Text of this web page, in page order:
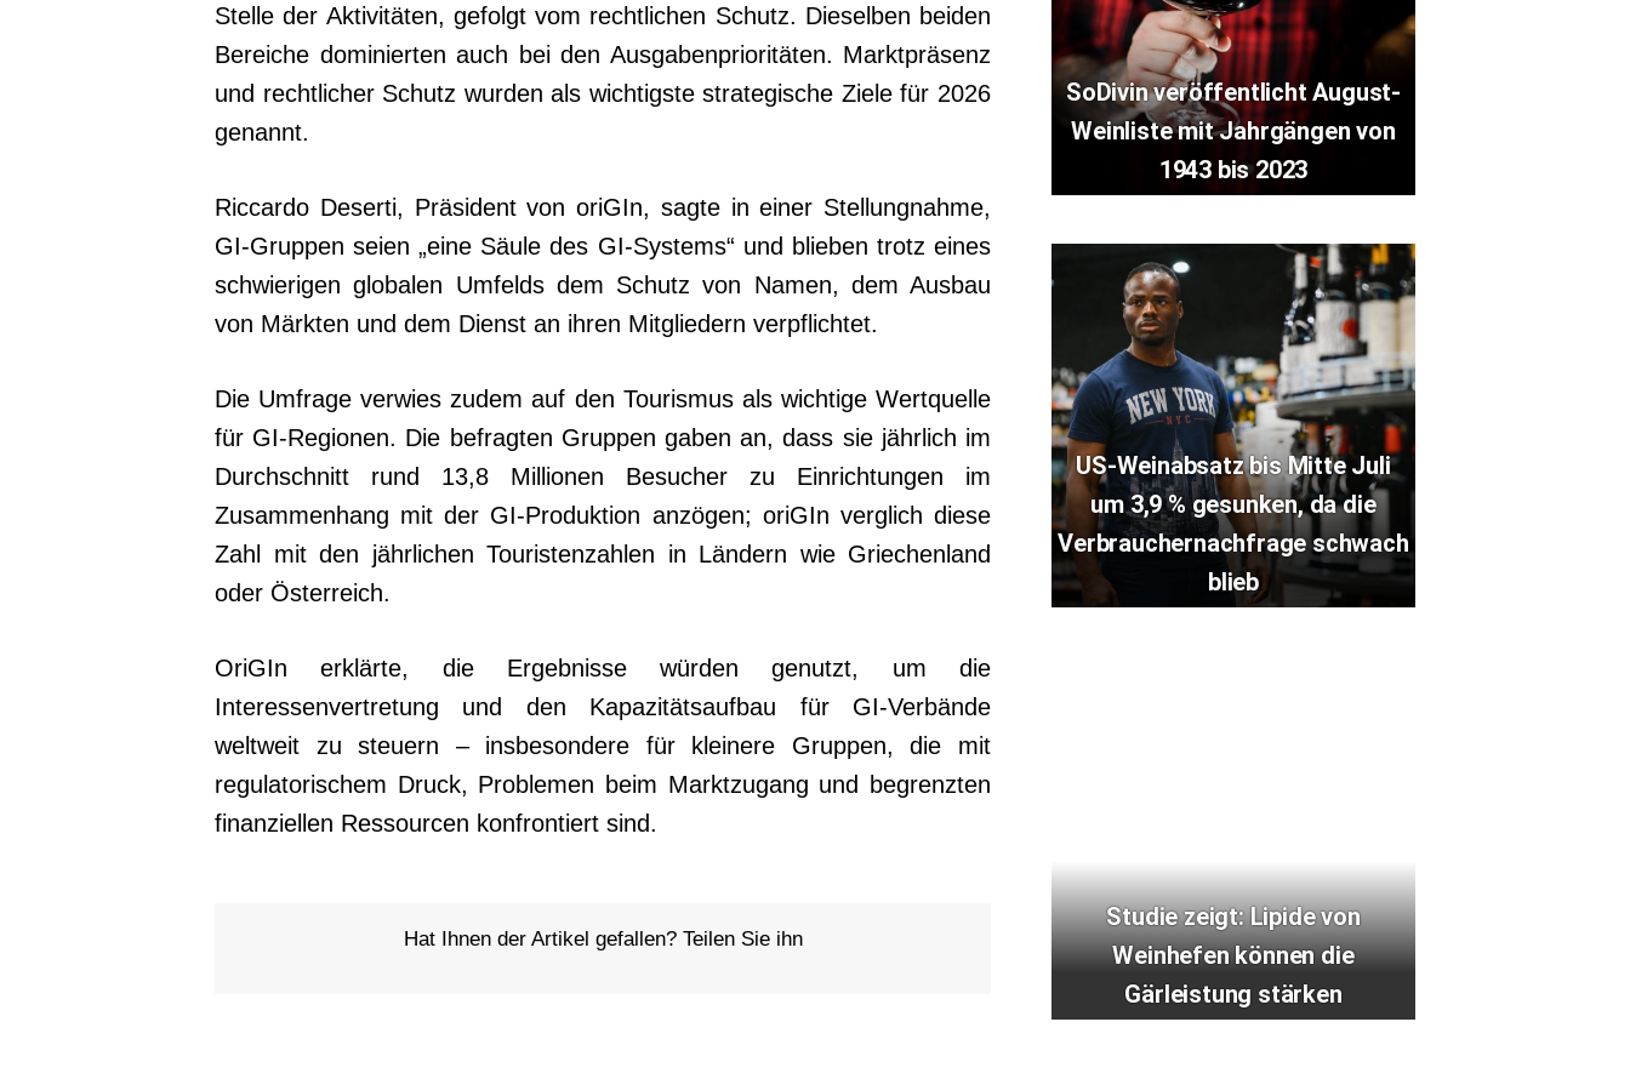
Stelle der Aktivitäten, gefolgt vom rechtlichen Schutz. Dieselben beiden
Bereiche dominierten auch bei den Ausgabenprioritäten. Marktpräsenz
und rechtlicher Schutz wurden als wichtigste strategische Ziele für 2026
genannt.
Riccardo Deserti, Präsident von oriGIn, sagte in einer Stellungnahme,
GI-Gruppen seien „eine Säule des GI-Systems“ und blieben trotz eines
schwierigen globalen Umfelds dem Schutz von Namen, dem Ausbau
von Märkten und dem Dienst an ihren Mitgliedern verpflichtet.
Die Umfrage verwies zudem auf den Tourismus als wichtige Wertquelle
für GI-Regionen. Die befragten Gruppen gaben an, dass sie jährlich im
Durchschnitt rund 13,8 Millionen Besucher zu Einrichtungen im
Zusammenhang mit der GI-Produktion anzögen; oriGIn verglich diese
Zahl mit den jährlichen Touristenzahlen in Ländern wie Griechenland
oder Österreich.
OriGIn erklärte, die Ergebnisse würden genutzt, um die
Interessenvertretung und den Kapazitätsaufbau für GI-Verbände
weltweit zu steuern – insbesondere für kleinere Gruppen, die mit
regulatorischem Druck, Problemen beim Marktzugang und begrenzten
finanziellen Ressourcen konfrontiert sind.
Hat Ihnen der Artikel gefallen? Teilen Sie ihn
SoDivin veröffentlicht August-
Weinliste mit Jahrgängen von
1943 bis 2023
US-Weinabsatz bis Mitte Juli
um 3,9 % gesunken, da die
Verbrauchernachfrage schwach
blieb
Studie zeigt: Lipide von
Weinhefen können die
Gärleistung stärken